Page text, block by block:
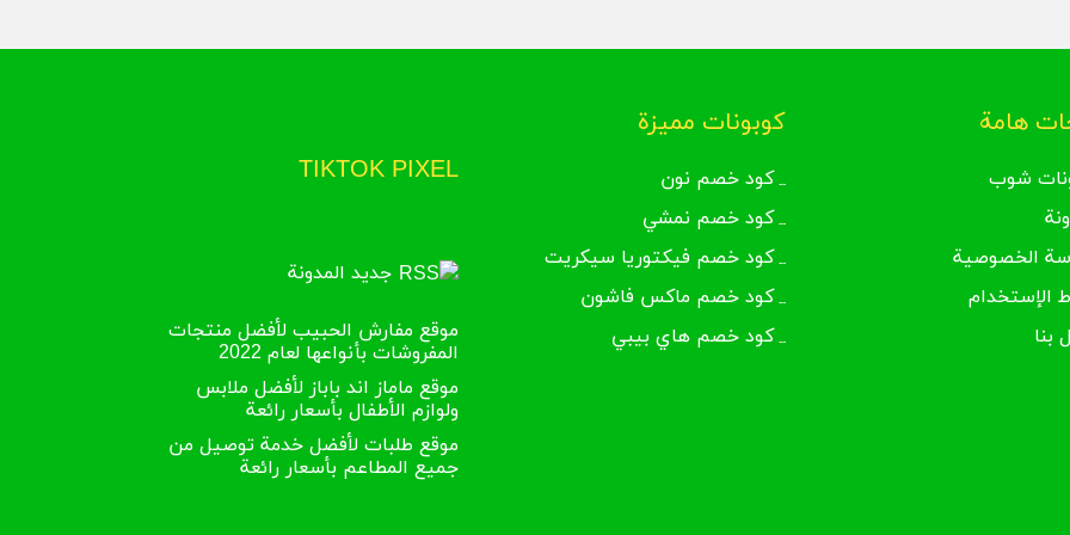
هامة
شوب
الخصوصية
الإستخدام
بنا
كوبونات مميزة
كود خصم نون
كود خصم نمشي
كود خصم فيكتوريا سيكريت
كود خصم ماكس فاشون
كود خصم هاي بيبي
TIKTOK PIXEL
جديد المدونة
موقع مفارش الحبيب لأفضل منتجات
المفروشات بأنواعها لعام 2022
موقع ماماز اند باباز لأفضل ملابس
ولوازم الأطفال بأسعار رائعة
موقع طلبات لأفضل خدمة توصيل من
جميع المطاعم بأسعار رائعة